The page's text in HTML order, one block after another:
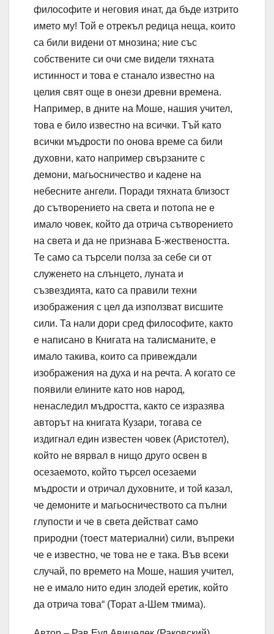
философите и неговия инат, да бъде изтрито
името му! Той е отрекъл редица неща, които
са били видени от мнозина; ние със
собствените си очи сме видели тяхната
истинност и това е станало известно на
целия свят още в онези древни времена.
Например, в дните на Моше, нашия учител,
това е било известно на всички. Тъй като
всички мъдрости по онова време са били
духовни, като например свързаните с
демони, магьосничество и кадене на
небесните ангели. Поради тяхната близост
до сътворението на света и потопа не е
имало човек, който да отрича сътворението
на света и да не признава Б-жествеността.
Те само са търсели полза за себе си от
служенето на слънцето, луната и
съзвездията, като са правили техни
изображения с цел да използват висшите
сили. Та нали дори сред философите, както
е написано в Книгата на талисманите, е
имало такива, които са привеждали
изображения на духа и на речта. А когато се
появили елините като нов народ,
ненаследил мъдростта, както се изразява
авторът на книгата Кузари, тогава се
издигнал един известен човек (Аристотел),
който не вярвал в нищо друго освен в
осезаемото, който търсел осезаеми
мъдрости и отричал духовните, и той казал,
че демоните и магьосничеството са пълни
глупости и че в света действат само
природни (тоест материални) сили, въпреки
че е известно, че това не е така. Във всеки
случай, по времето на Моше, нашия учител,
не е имало нито един злодей еретик, който
да отрича това“ (Торат а-Шем тмима).